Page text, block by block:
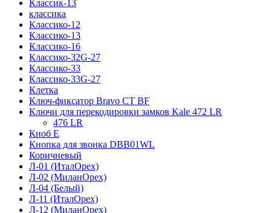
Классик-13
классика
Классико-12
Классико-13
Классико-16
Классико-32G-27
Классико-33
Классико-33G-27
Клетка
Ключ-фиксатор Bravo СТ BF
Ключи для перекодировки замков Kale 472 LR
476 LR
Кноб Е
Кнопка для звонка DBB01WL
Коричневый
Л-01 (ИталОрех)
Л-02 (МиланОрех)
Л-04 (Белый)
Л-11 (ИталОрех)
Л-12 (МиланОрех)